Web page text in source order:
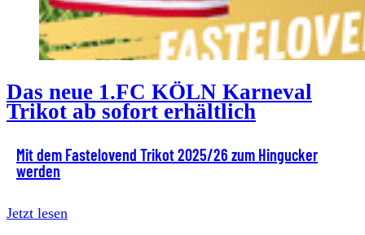
Das neue 1.FC KÖLN Karneval
Trikot ab sofort erhältlich
Mit dem Fastelovend Trikot 2025/26 zum Hingucker
werden
Jetzt lesen